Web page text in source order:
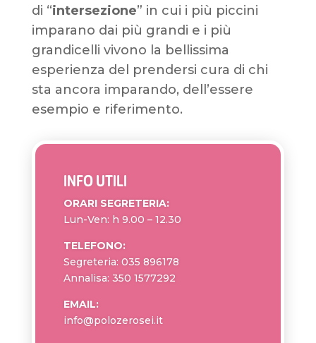
di “intersezione” in cui i più piccini
imparano dai più grandi e i più
grandicelli vivono la bellissima
esperienza del prendersi cura di chi
sta ancora imparando, dell’essere
esempio e riferimento.
INFO UTILI
ORARI SEGRETERIA:
Lun-Ven: h 9.00 – 12.30
TELEFONO:
Segreteria: 035 896178
Annalisa: 350 1577292
EMAIL:
info@polozerosei.it